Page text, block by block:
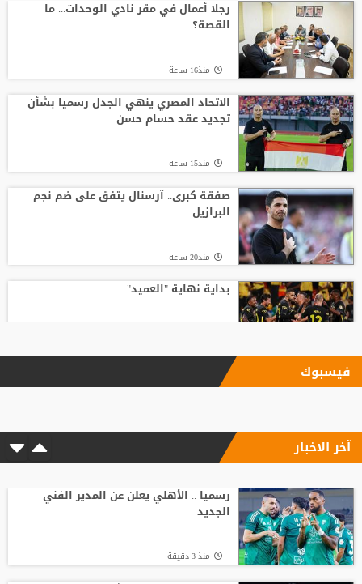
رجلا أعمال في مقر نادي الوحدات... ما
القصة؟
منذ16 ساعة
الاتحاد المصري ينهي الجدل رسميا بشأن
تجديد عقد حسام حسن
منذ15 ساعة
صفقة كبرى.. آرسنال يتفق على ضم نجم
البرازيل
منذ20 ساعة
بداية نهاية "العميد"..
بأرقام استثنائية.. هل يكون كوبارسي
سعودي !!
الدرعية يتحرك لضم نجم الهلال !!!
فيسبوك
آخر الاخبار
رسميا .. الأهلي يعلن عن المدير الفني
الجديد
منذ 3 دقيقة